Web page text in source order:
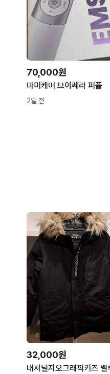
70,000원
마미케어 브이쎄라 퍼플
2일 전
32,000원